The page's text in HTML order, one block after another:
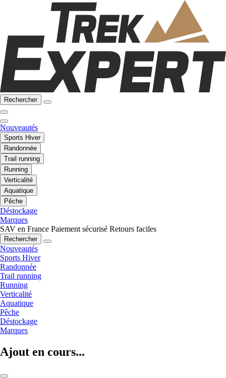
Rechercher
Nouveautés
Sports Hiver
Randonnée
Trail running
Running
Verticalité
Aquatique
Pêche
Déstockage
Marques
SAV en France Paiement sécurisé Retours faciles
Rechercher
Nouveautés
Sports Hiver
Randonnée
Trail running
Running
Verticalité
Aquatique
Pêche
Déstockage
Marques
Ajout en cours...